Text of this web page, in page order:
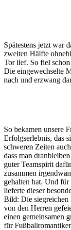
Spätestens jetzt war
zweiten Hälfte
Tor lief. So fiel
Die eingewechselte
nach und erzwang
So bekamen unsere
Erfolgserlebnis, das
schweren Zeiten
dass man
guter Teamspirit
zusammen
gehalten hat. Und für
lieferte dieser
Bild: Die siegreichen
von den Herren
einen gemeinsamen
für